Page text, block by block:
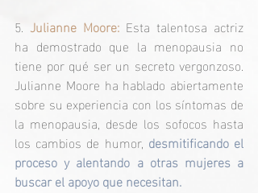
5. Julianne Moore: Esta talentosa actriz
ha demostrado que la menopausia no
tiene por qué ser un secreto vergonzoso.
Julianne Moore ha hablado abiertamente
sobre su experiencia con los síntomas de
la menopausia, desde los sofocos hasta
los cambios de humor, desmitificando el
proceso y alentando a otras mujeres a
buscar el apoyo que necesitan.